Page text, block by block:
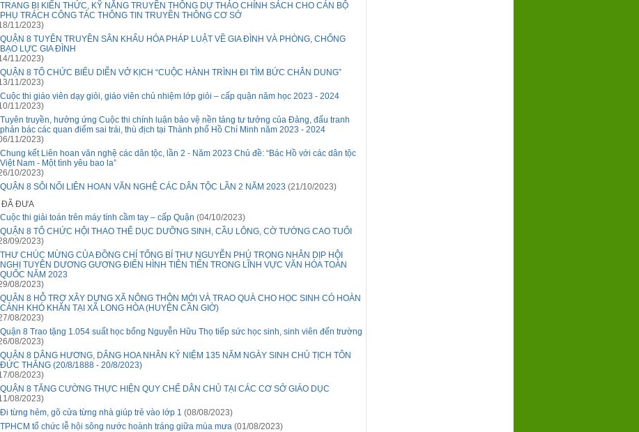
TRANG BỊ KIẾN THỨC, KỸ NĂNG TRUYỀN THÔNG DỰ THẢO CHÍNH SÁCH CHO CÁN BỘ
PHỤ TRÁCH CÔNG TÁC THÔNG TIN TRUYỀN THÔNG CƠ SỞ
11/2023)
QUẬN 8 TUYÊN TRUYỀN SÂN KHẤU HÓA PHÁP LUẬT VỀ GIA ĐÌNH VÀ PHÒNG, CHỐNG
BẠO LỰC GIA ĐÌNH
11/2023)
QUẬN 8 TỔ CHỨC BIỂU DIỄN VỞ KỊCH “CUỘC HÀNH TRÌNH ĐI TÌM BỨC CHÂN DUNG”
11/2023)
Cuộc thi giáo viên dạy giỏi, giáo viên chủ nhiệm lớp giỏi – cấp quận năm học 2023 - 2024
11/2023)
Tuyên truyền, hưởng ứng Cuộc thi chính luận bảo vệ nền tảng tư tưởng của Đảng, đấu tranh
phản bác các quan điểm sai trái, thù địch tại Thành phố Hồ Chí Minh năm 2023 - 2024
11/2023)
Chung kết Liên hoan văn nghệ các dân tộc, lần 2 - Năm 2023 Chủ đề: “Bác Hồ với các dân tộc
Việt Nam - Một tình yêu bao la”
10/2023)
QUẬN 8 SÔI NỔI LIÊN HOAN VĂN NGHỆ CÁC DÂN TỘC LẦN 2 NĂM 2023 (21/10/2023)
ĐÃ ĐƯA
Cuộc thi giải toán trên máy tính cầm tay – cấp Quận (04/10/2023)
QUẬN 8 TỔ CHỨC HỘI THAO THỂ DỤC DƯỠNG SINH, CẦU LÔNG, CỜ TƯỚNG CAO TUỔI
09/2023)
THƯ CHÚC MỪNG CỦA ĐỒNG CHÍ TỔNG BÍ THƯ NGUYỄN PHÚ TRỌNG NHÂN DỊP HỘI
NGHỊ TUYÊN DƯƠNG GƯƠNG ĐIỂN HÌNH TIÊN TIẾN TRONG LĨNH VỰC VĂN HÓA TOÀN
QUỐC NĂM 2023
08/2023)
QUẬN 8 HỖ TRỢ XÂY DỰNG XÃ NÔNG THÔN MỚI VÀ TRAO QUÀ CHO HỌC SINH CÓ HOÀN
CẢNH KHÓ KHĂN TẠI XÃ LONG HÒA (HUYỆN CẦN GIỜ)
08/2023)
Quận 8 Trao tặng 1.054 suất học bổng Nguyễn Hữu Thọ tiếp sức học sinh, sinh viên đến trường
08/2023)
QUẬN 8 DÂNG HƯƠNG, DÂNG HOA NHÂN KỶ NIỆM 135 NĂM NGÀY SINH CHỦ TỊCH TÔN
ĐỨC THẮNG (20/8/1888 - 20/8/2023)
08/2023)
QUẬN 8 TĂNG CƯỜNG THỰC HIỆN QUY CHẾ DÂN CHỦ TẠI CÁC CƠ SỞ GIÁO DỤC
08/2023)
Đi từng hẻm, gõ cửa từng nhà giúp trẻ vào lớp 1 (08/08/2023)
TPHCM tổ chức lễ hội sông nước hoành tráng giữa mùa mưa (01/08/2023)